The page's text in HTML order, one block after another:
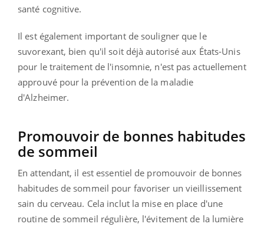
santé cognitive.
Il est également important de souligner que le
suvorexant, bien qu'il soit déjà autorisé aux États-Unis
pour le traitement de l'insomnie, n'est pas actuellement
approuvé pour la prévention de la maladie
d'Alzheimer.
Promouvoir de bonnes habitudes
de sommeil
En attendant, il est essentiel de promouvoir de bonnes
habitudes de sommeil pour favoriser un vieillissement
sain du cerveau. Cela inclut la mise en place d'une
routine de sommeil régulière, l'évitement de la lumière